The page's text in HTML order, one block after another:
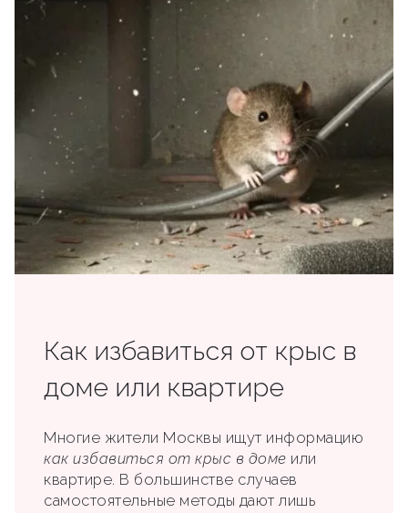
Как избавиться от крыс в
доме или квартире
Многие жители Москвы ищут информацию
как избавиться от крыс в доме или
квартире. В большинстве случаев
самостоятельные методы дают лишь